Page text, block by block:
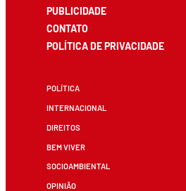
PUBLICIDADE
CONTATO
POLÍTICA DE PRIVACIDADE
POLÍTICA
INTERNACIONAL
DIREITOS
BEM VIVER
SOCIOAMBIENTAL
OPINIÃO